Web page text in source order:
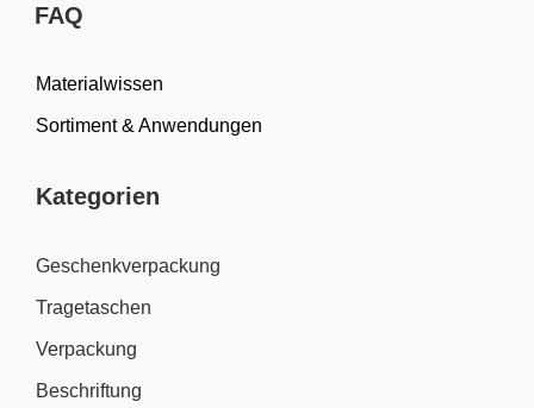
FAQ
Materialwissen
Sortiment & Anwendungen
Kategorien
Geschenkverpackung
Tragetaschen
Verpackung
Beschriftung